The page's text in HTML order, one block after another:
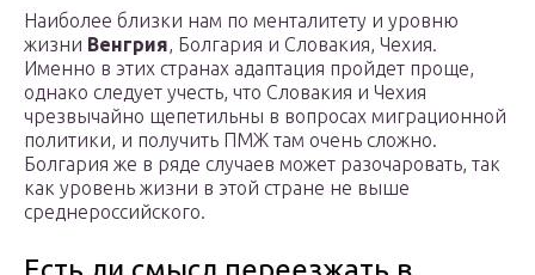
Наиболее близки нам по менталитету и уровню
жизни Венгрия, Болгария и Словакия, Чехия.
Именно в этих странах адаптация пройдет проще,
однако следует учесть, что Словакия и Чехия
чрезвычайно щепетильны в вопросах миграционной
политики, и получить ПМЖ там очень сложно.
Болгария же в ряде случаев может разочаровать, так
как уровень жизни в этой стране не выше
среднероссийского.